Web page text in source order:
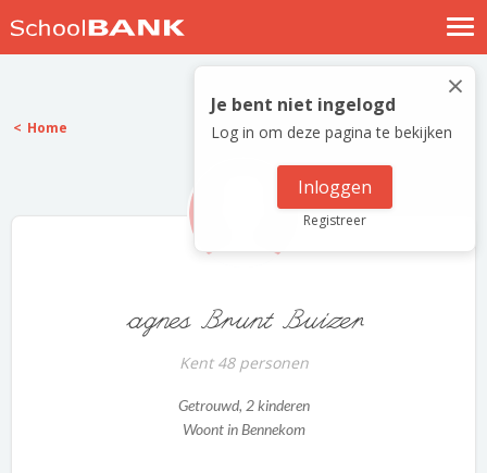
Nostalgische verhalen
Log in
Meld je gratis aan
×
Je bent niet ingelogd
Log in om deze pagina te bekijken
Inloggen
Registreer
Home
agnes Brunt Buizer
Kent 48 personen
Getrouwd, 2 kinderen
Woont in Bennekom